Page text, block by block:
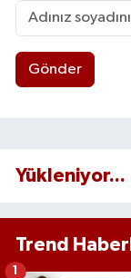
Gönder
Yükleniyor...
Trend